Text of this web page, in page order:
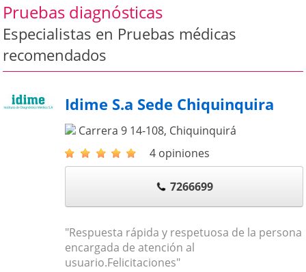
Pruebas diagnósticas
Especialistas en Pruebas médicas
recomendados
Idime S.a Sede Chiquinquira
Carrera 9 14-108, Chiquinquirá
4 opiniones
7266699
"Respuesta rápida y respetuosa de la persona
encargada de atención al
usuario.Felicitaciones"